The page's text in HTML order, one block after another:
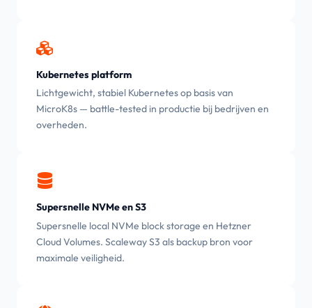
Kubernetes platform
Lichtgewicht, stabiel Kubernetes op basis van
MicroK8s — battle-tested in productie bij bedrijven en
overheden.
Supersnelle NVMe en S3
Supersnelle local NVMe block storage en Hetzner
Cloud Volumes. Scaleway S3 als backup bron voor
maximale veiligheid.